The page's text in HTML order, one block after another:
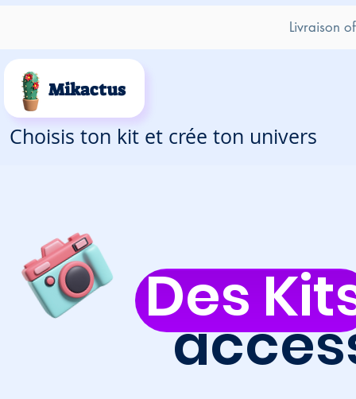
Livraison
Mikactus
Choisis ton kit et crée ton univers
Des